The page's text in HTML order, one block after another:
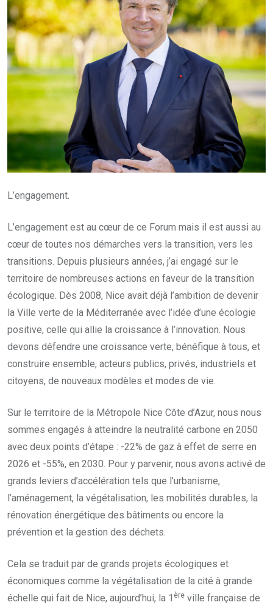
L’engagement.
L’engagement est au cœur de ce Forum mais il est aussi au
cœur de toutes nos démarches vers la transition, vers les
transitions. Depuis plusieurs années, j’ai engagé sur le
territoire de nombreuses actions en faveur de la transition
écologique. Dès 2008, Nice avait déjà l’ambition de devenir
la Ville verte de la Méditerranée avec l’idée d’une écologie
positive, celle qui allie la croissance à l’innovation. Nous
devons défendre une croissance verte, bénéfique à tous, et
construire ensemble, acteurs publics, privés, industriels et
citoyens, de nouveaux modèles et modes de vie.
Sur le territoire de la Métropole Nice Côte d’Azur, nous nous
sommes engagés à atteindre la neutralité carbone en 2050
avec deux points d’étape : -22% de gaz à effet de serre en
2026 et -55%, en 2030. Pour y parvenir, nous avons activé de
grands leviers d’accélération tels que l’urbanisme,
l’aménagement, la végétalisation, les mobilités durables, la
rénovation énergétique des bâtiments ou encore la
prévention et la gestion des déchets.
Cela se traduit par de grands projets écologiques et
économiques comme la végétalisation de la cité à grande
échelle qui fait de Nice, aujourd’hui, la 1 ère ville française de